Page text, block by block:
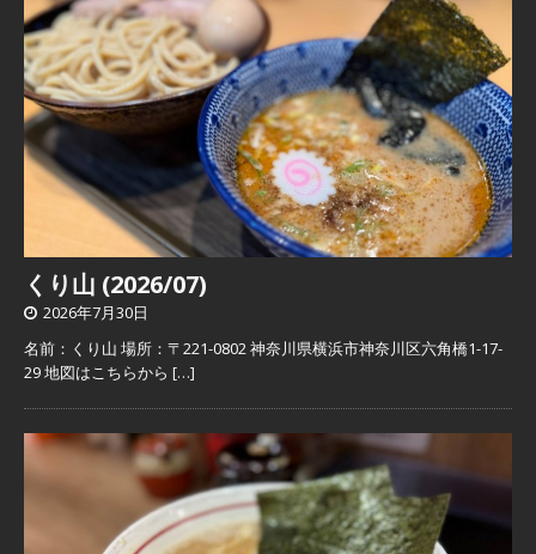
くり山 (2026/07)
2026年7月30日
名前：くり山 場所：〒221-0802 神奈川県横浜市神奈川区六角橋1-17-
29 地図はこちらから […]